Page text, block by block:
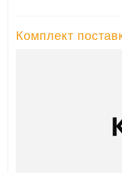
Комплект